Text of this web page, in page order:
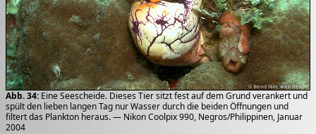
Abb. 34: Eine Seescheide. Dieses Tier sitzt fest auf dem Grund verankert und
spült den lieben langen Tag nur Wasser durch die beiden Öffnungen und
filtert das Plankton heraus. — Nikon Coolpix 990, Negros/Philippinen, Januar
2004